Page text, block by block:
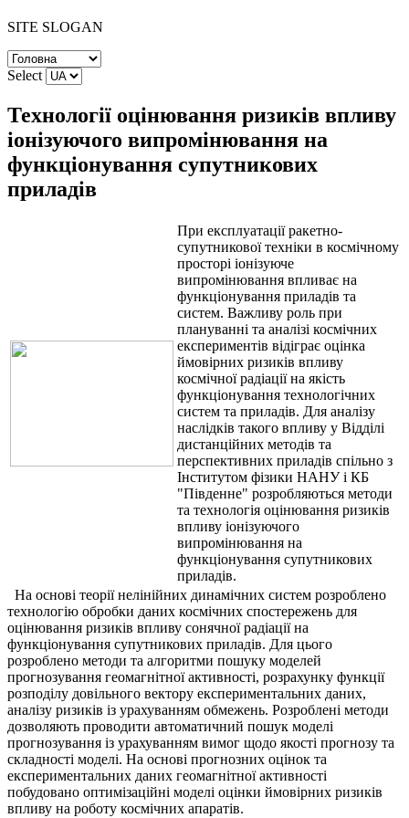
SITE SLOGAN
Select
Технології оцінювання ризиків впливу
іонізуючого випромінювання на
функціонування супутникових
приладів
При експлуатації ракетно-
супутникової техніки в космічному
просторі іонізуюче
випромінювання впливає на
функціонування приладів та
систем. Важливу роль при
плануванні та аналізі космічних
експериментів відіграє оцінка
ймовірних ризиків впливу
космічної радіації на якість
функціонування технологічних
систем та приладів. Для аналізу
наслідків такого впливу у Відділі
дистанційних методів та
перспективних приладів спільно з
Інститутом фізики НАНУ і КБ
"Південне" розробляються методи
та технологія оцінювання ризиків
впливу іонізуючого
випромінювання на
функціонування супутникових
приладів.
На основі теорії нелінійних динамічних систем розроблено
технологію обробки даних космічних спостережень для
оцінювання ризиків впливу сонячної радіації на
функціонування супутникових приладів. Для цього
розроблено методи та алгоритми пошуку моделей
прогнозування геомагнітної активності, розрахунку функції
розподілу довільного вектору експериментальних даних,
аналізу ризиків із урахуванням обмежень. Розроблені методи
дозволяють проводити автоматичний пошук моделі
прогнозування із урахуванням вимог щодо якості прогнозу та
складності моделі. На основі прогнозних оцінок та
експериментальних даних геомагнітної активності
побудовано оптимізаційні моделі оцінки ймовірних ризиків
впливу на роботу космічних апаратів.